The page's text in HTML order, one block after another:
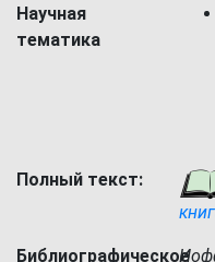
Научная
тематика
Полный текст:
Библиографическое